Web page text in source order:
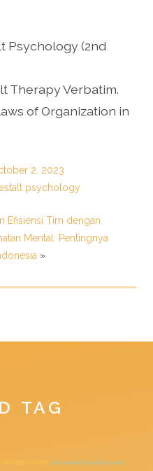
Psychology (2nd
Therapy Verbatim.
of Organization in
2, 2023
psychology
Efisiensi Tim dengan
Mental: Pentingnya
»
TAG
mental health tes mental health unair